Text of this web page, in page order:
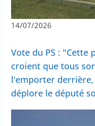
14/07/2026
Vote du PS : "Cette
croient que tous
l'emporter
déplore le député